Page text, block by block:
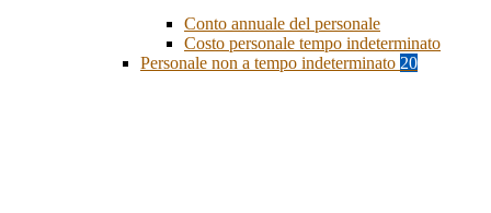
Conto annuale del personale
Costo personale tempo indeterminato
Personale non a tempo indeterminato 20